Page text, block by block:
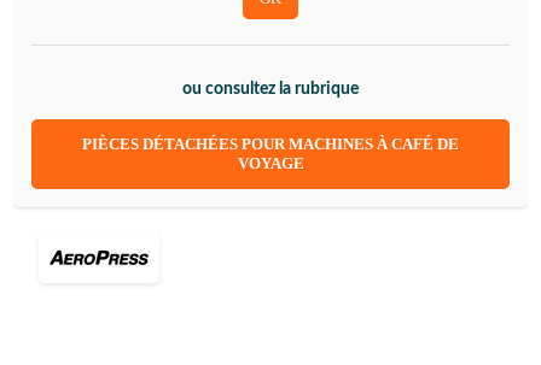
ou consultez la rubrique
PIÈCES DÉTACHÉES POUR MACHINES À CAFÉ DE
VOYAGE